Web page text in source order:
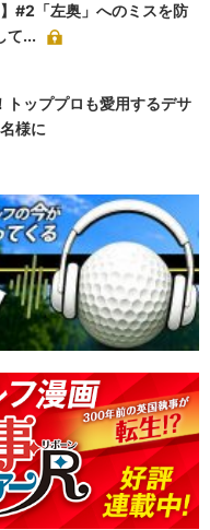
#2「左奥」へのミスを防
て...
トッププロも愛用するデサ
様に